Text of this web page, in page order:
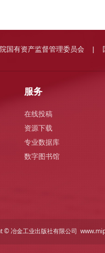
服务
在线投稿
资源下载
专业数据库
数字图书馆
国有资产监督管理委员会 |
© 冶金工业出版社有限公司